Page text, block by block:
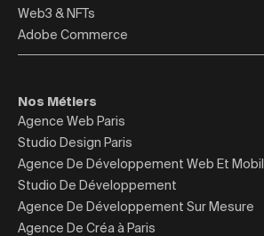
Web3 & NFTs
Adobe Commerce
Nos Métiers
Agence Web Paris
Studio Design Paris
Agence De Développement Web Et
Studio De Développement
Agence De Développement Sur Mesure
Agence De Créa à Paris